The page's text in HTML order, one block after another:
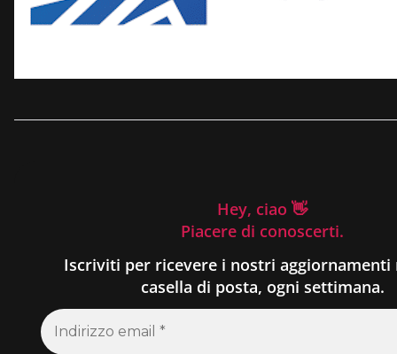
Hey, ciao 👋
Piacere di conoscerti.
Iscriviti per ricevere i nostri aggiornamenti
casella di posta, ogni settimana.